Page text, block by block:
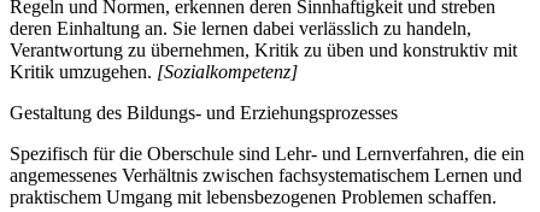
Regeln und Normen, erkennen deren Sinnhaftigkeit und streben
deren Einhaltung an. Sie lernen dabei verlässlich zu handeln,
Verantwortung zu übernehmen, Kritik zu üben und konstruktiv mit
Kritik umzugehen. [Sozialkompetenz]
Gestaltung des Bildungs- und Erziehungsprozesses
Spezifisch für die Oberschule sind Lehr- und Lernverfahren, die ein
angemessenes Verhältnis zwischen fachsystematischem Lernen und
praktischem Umgang mit lebensbezogenen Problemen schaffen.